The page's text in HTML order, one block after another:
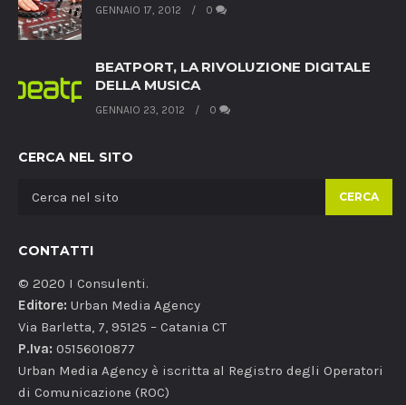
GENNAIO 17, 2012 0
BEATPORT, LA RIVOLUZIONE DIGITALE
DELLA MUSICA
GENNAIO 23, 2012 0
CERCA NEL SITO
CERCA
CONTATTI
© 2020 I Consulenti.
Editore: Urban Media Agency
Via Barletta, 7, 95125 – Catania CT
P.Iva: 05156010877
Urban Media Agency è iscritta al Registro degli Operatori
di Comunicazione (ROC)